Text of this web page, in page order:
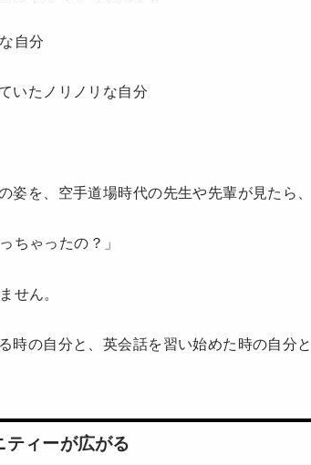
自分
いたノリノリな自分
姿を、空手道場時代の先生や先輩が見たら
ちゃったの？」
せん。
時の自分と、英会話を習い始めた時の自分
ティーが広がる